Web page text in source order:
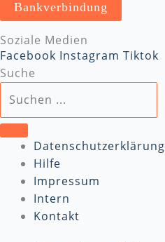
Bankverbindung
Soziale Medien
Facebook Instagram Tiktok
Suche
Datenschutzerklärung
Hilfe
Impressum
Intern
Kontakt